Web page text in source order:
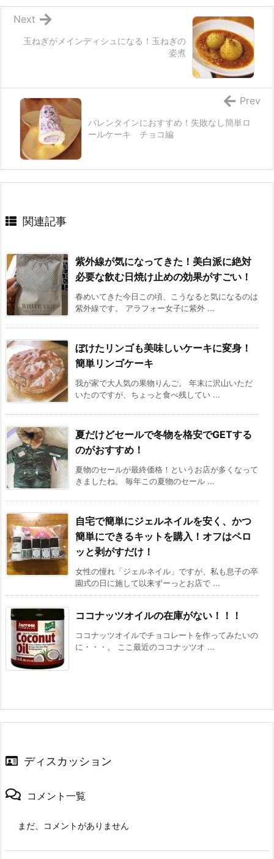
玉ねぎがメインディシュになる！玉ねぎの
姿煮
Next
バレンタインにおすすめ！失敗なし簡単ロ
ールケーキ チョコ編
Prev
関連記事
紫外線が気になってきた！美白派に絶対
必要な飲む日焼け止めの効果がすごい！
春めいてきた今日この頃、こうなると気になるのは
紫外線です。 アラフォー女子に紫外 ...
ぼけたリンゴも美味しいケーキに変身！
簡単リンゴケーキ
我が家で大人気の果物りんご。 年末に沢山いただ
いたのですが、ちょっと食べ残してい ...
夏だけどセールで冬物を格安でGETする
のがおすすめ！
夏物のセールが最終価格！というお店が多くなって
きましたね。 毎年この夏物のセール ...
自宅で簡単にジェルネイルを安く、かつ
簡単にできるキットを購入！オフはペロ
ッと剥がすだけ！
女性の憧れ「ジェルネイル」ですが、私も息子の卒
園式の日に施して以来ずーっとお店で ...
ココナッツオイルの在庫がない！！！
ココナッツオイルでチョコレートを作ってみたいの
に・・・。 ここ最近のココナッツオ ...
ディスカッション
コメント一覧
まだ、コメントがありません